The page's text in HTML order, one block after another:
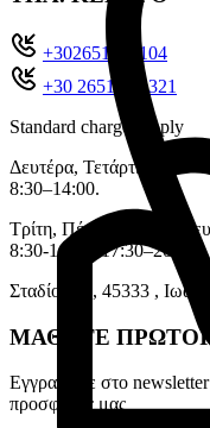
+302651022104
+30 26510 71321
Standard charges apply
Δευτέρα, Τετάρτη:
8:30–14:00.
Τρίτη, Πέμπτη,
8:30-14:00, 17:30–20:30.
Σταδίου 11, 45333 ,
ΜΑΘΕΤΕ ΠΡΩΤΟΙ
Εγγραφείτε στο
προσφορές μας